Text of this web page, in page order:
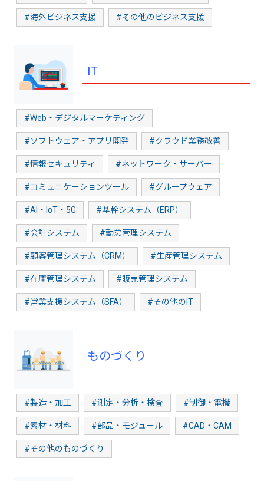
#海外ビジネス支援 #その他のビジネス支援
IT
#Web・デジタルマーケティング
#ソフトウェア・アプリ開発 #クラウド業務改善
#情報セキュリティ #ネットワーク・サーバー
#コミュニケーションツール #グループウェア
#AI・IoT・5G #基幹システム（ERP）
#会計システム #勤怠管理システム
#顧客管理システム（CRM） #生産管理システム
#在庫管理システム #販売管理システム
#営業支援システム（SFA） #その他のIT
ものづくり
#製造・加工 #測定・分析・検査 #制御・電機
#素材・材料 #部品・モジュール #CAD・CAM
#その他のものづくり